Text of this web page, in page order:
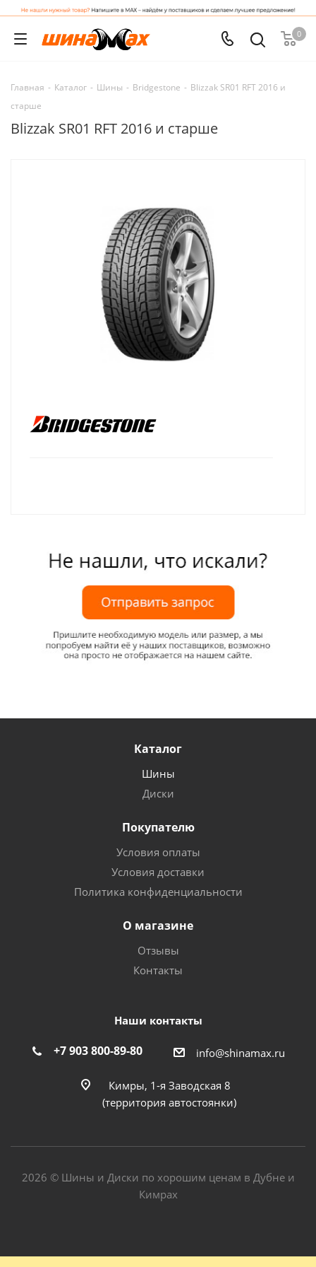
0
Главная - Каталог - Шины - Bridgestone - Blizzak SR01 RFT 2016 и
старше
Blizzak SR01 RFT 2016 и старше
Каталог
Шины
Диски
Покупателю
Условия оплаты
Условия доставки
Политика конфиденциальности
О магазине
Отзывы
Контакты
Наши контакты
+7 903 800-89-80 info@shinamax.ru
Кимры, 1-я Заводская 8
(территория автостоянки)
2026 © Шины и Диски по хорошим ценам в Дубне и
Кимрах